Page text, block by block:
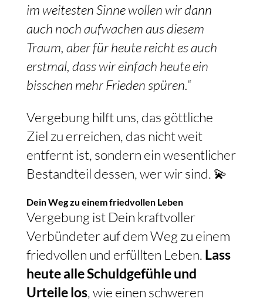
im weitesten Sinne wollen wir dann
auch noch aufwachen aus diesem
Traum, aber für heute reicht es auch
erstmal, dass wir einfach heute ein
bisschen mehr Frieden spüren.“
Vergebung hilft uns, das göttliche
Ziel zu erreichen, das nicht weit
entfernt ist, sondern ein wesentlicher
Bestandteil dessen, wer wir sind. 💫
Dein Weg zu einem friedvollen Leben
Vergebung ist Dein kraftvoller
Verbündeter auf dem Weg zu einem
friedvollen und erfüllten Leben. Lass
heute alle Schuldgefühle und
Urteile los, wie einen schweren